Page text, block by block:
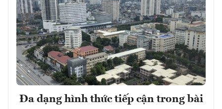
Đa dạng hình thức tiếp cận trong bài